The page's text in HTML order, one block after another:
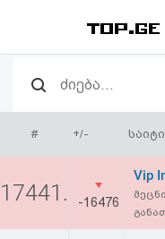
რეიტინგი
(მთავარი)
კითხვა-
# +/- საიტი
17441. -16476
Vip